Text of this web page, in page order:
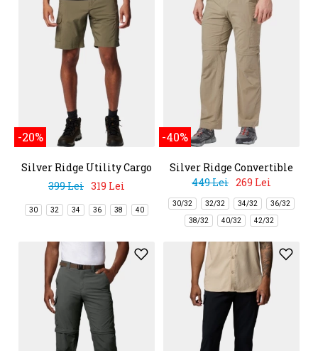
-20%
Silver Ridge Utility Cargo
Short
399 Lei 319 Lei
30 32 34 36 38 40
-40%
Silver Ridge Convertible
Pant
449 Lei 269 Lei
30/32 32/32 34/32 36/32
38/32 40/32 42/32